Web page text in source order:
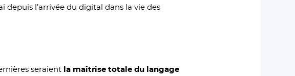
depuis l’arrivée du digital dans la vie des
seraient la maîtrise totale du langage